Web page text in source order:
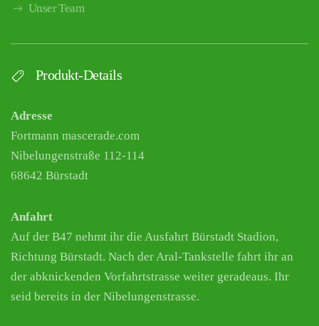
Unser Team
Produkt-Details
Adresse
Fortmann mascerade.com
Nibelungenstraße 112-114
68642 Bürstadt
Anfahrt
Auf der B47 nehmt ihr die Ausfahrt Bürstadt Stadion,
Richtung Bürstadt. Nach der Aral-Tankstelle fahrt ihr an
der abknickenden Vorfahrtstrasse weiter geradeaus. Ihr
seid bereits in der Nibelungenstrasse.